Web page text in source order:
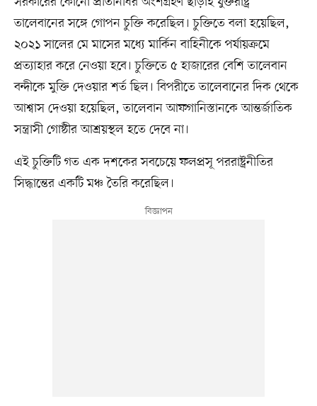
তালেবানের সঙ্গে গোপন চুক্তি করেছিল। চুক্তিতে বলা হয়েছিল,
২০২১ সালের মে মাসের মধ্যে মার্কিন বাহিনীকে পর্যায়ক্রমে
প্রত্যাহার করে নেওয়া হবে। চুক্তিতে ৫ হাজারের বেশি তালেবান
বন্দীকে মুক্তি দেওয়ার শর্ত ছিল। বিপরীতে তালেবানের দিক থেকে
আশ্বাস দেওয়া হয়েছিল, তালেবান আফগানিস্তানকে আন্তর্জাতিক
সন্ত্রাসী গোষ্ঠীর আশ্রয়স্থল হতে দেবে না।
এই চুক্তিটি গত এক দশকের সবচেয়ে ফলপ্রসূ পররাষ্ট্রনীতির
সিদ্ধান্তের একটি মঞ্চ তৈরি করেছিল।